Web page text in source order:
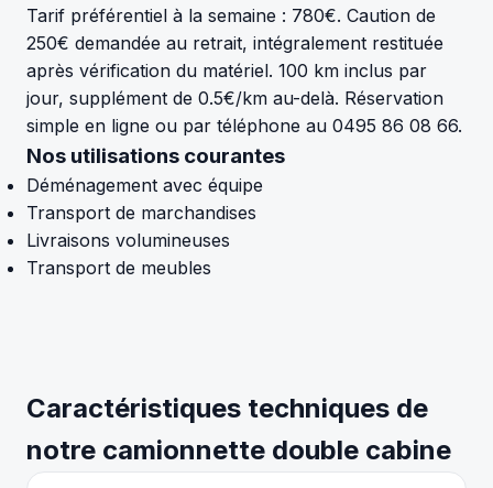
Tarif préférentiel à la semaine : 780€. Caution de
250€ demandée au retrait, intégralement restituée
après vérification du matériel. 100 km inclus par
jour, supplément de 0.5€/km au-delà. Réservation
simple en ligne ou par téléphone au 0495 86 08 66.
Nos utilisations courantes
Déménagement avec équipe
Transport de marchandises
Livraisons volumineuses
Transport de meubles
Caractéristiques techniques de
notre camionnette double cabine